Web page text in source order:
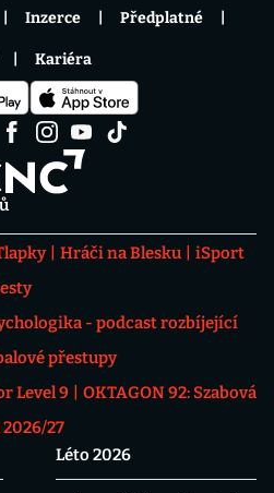
Hráči na Blesku
iSport
- podcast rozbíjející
přestupy
Level 9
OKTAGON 92: Szabová
27
Léto 2026
Inzerce Předplatné
Kariéra